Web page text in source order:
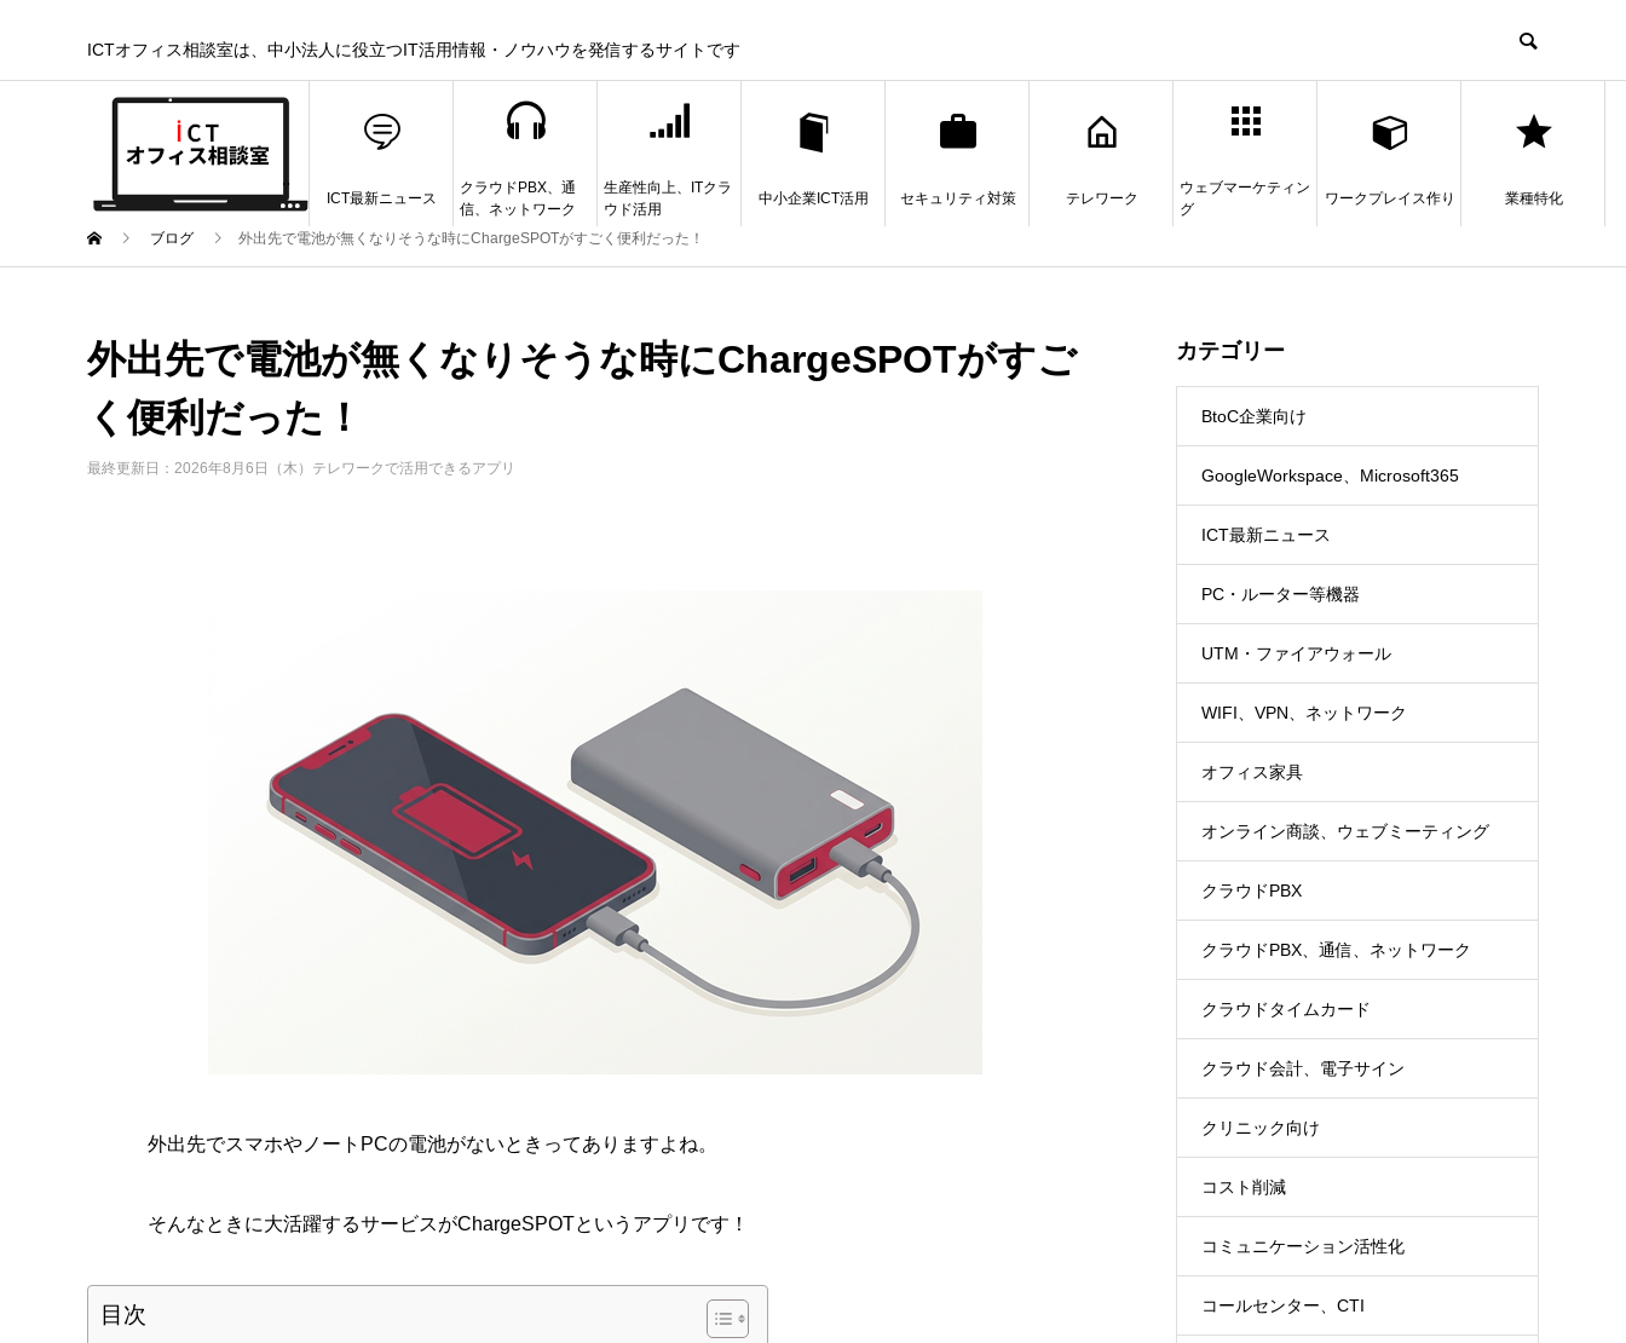
ICTオフィス相談室は、中小法人に役立つIT活用情報・ノウハウを発信するサイトです
ICT最新ニュース
クラウドPBX、通
信、ネットワーク
生産性向上、ITクラ
ウド活用
中小企業ICT活用 セキュリティ対策 テレワーク
ウェブマーケティン
グ
ワークプレイス作り 業種特化
ブログ 外出先で電池が無くなりそうな時にChargeSPOTがすごく便利だった！
外出先で電池が無くなりそうな時にChargeSPOTがすご
く便利だった！
最終更新日：2026年8月6日（木） テレワークで活用できるアプリ
外出先でスマホやノートPCの電池がないときってありますよね。
そんなときに大活躍するサービスがChargeSPOTというアプリです！
目次
カテゴリー
BtoC企業向け
GoogleWorkspace、Microsoft365
ICT最新ニュース
PC・ルーター等機器
UTM・ファイアウォール
WIFI、VPN、ネットワーク
オフィス家具
オンライン商談、ウェブミーティング
クラウドPBX
クラウドPBX、通信、ネットワーク
クラウドタイムカード
クラウド会計、電子サイン
クリニック向け
コスト削減
コミュニケーション活性化
コールセンター、CTI